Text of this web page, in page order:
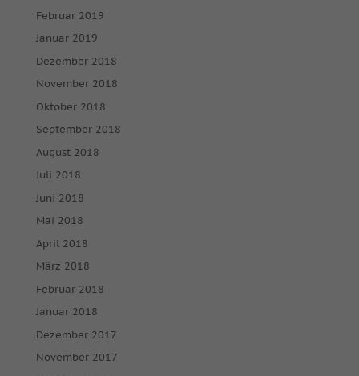
Februar 2019
Januar 2019
Dezember 2018
November 2018
Oktober 2018
September 2018
August 2018
Juli 2018
Juni 2018
Mai 2018
April 2018
März 2018
Februar 2018
Januar 2018
Dezember 2017
November 2017